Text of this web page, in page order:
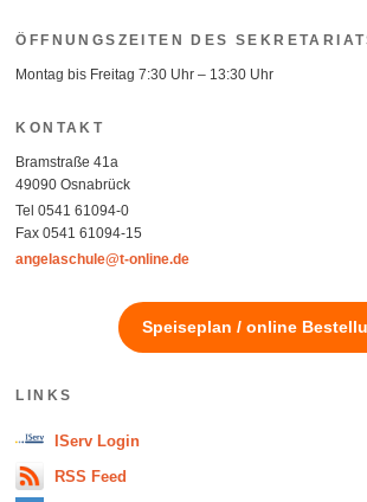
ÖFFNUNGSZEITEN DES
Montag bis Freitag 7:30 Uhr – 13:30 Uhr
KONTAKT
Bramstraße 41a
49090 Osnabrück
Tel 0541 61094-0
Fax 0541 61094-15
angelaschule@t-online.de
Speiseplan / online
LINKS
IServ Login
RSS Feed